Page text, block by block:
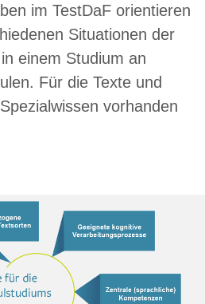
im TestDaF orientieren
Situationen der
einem Studium an
Für die Texte und
vorhanden